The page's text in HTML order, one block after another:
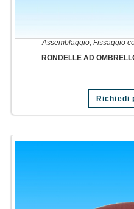
Assemblaggio, Fissaggio
RONDELLE AD
Richiedi